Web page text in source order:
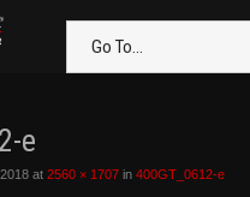
Go To...
e
at2560 × 1707 in400GT_0612-e